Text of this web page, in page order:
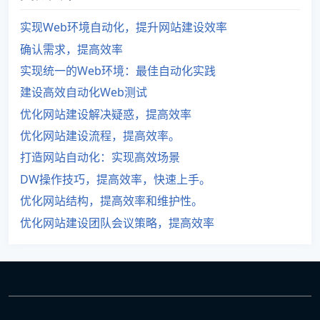
实现Web环境自动化，提升网站建设效率
确认需求，提高效率
实现统一的Web环境：最佳自动化实践
建设高效自动化Web测试
优化网站建设解决疑惑，提高效率
优化网站建设流程，提高效率。
打造网站自动化：实现高效场景
DW操作技巧，提高效率，快速上手。
优化网站结构，提高效率和维护性。
优化网站建设团队会议策略，提高效率